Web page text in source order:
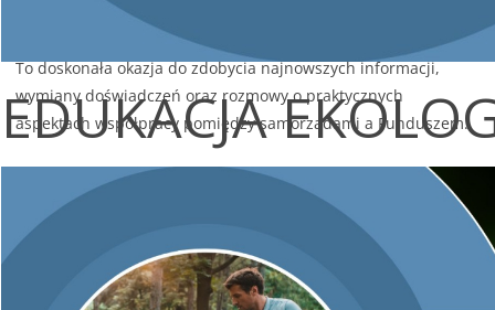
EDUKACJA
sesja pytań i odpowiedzi z ekspertami.
To doskonała okazja do zdobycia najnowszych informacji,
wymiany doświadczeń oraz rozmowy o praktycznych
aspektach współpracy pomiędzy samorządami a Funduszem.
📅 2 lipca 2026 r. (czwartek)
🕙 Godz. 10:00
📍 Sala Konferencyjna „Okrąglak”
Świętokrzyski Urząd Wojewódzki w Kielcach
al. IX Wieków Kielc 3